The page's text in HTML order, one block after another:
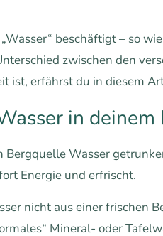
beschäftigt – so
zwischen den
ist, erfährst du in diesem
in
Wasser
Energie und erfrischt.
nicht aus einer frischen
Mineral- oder